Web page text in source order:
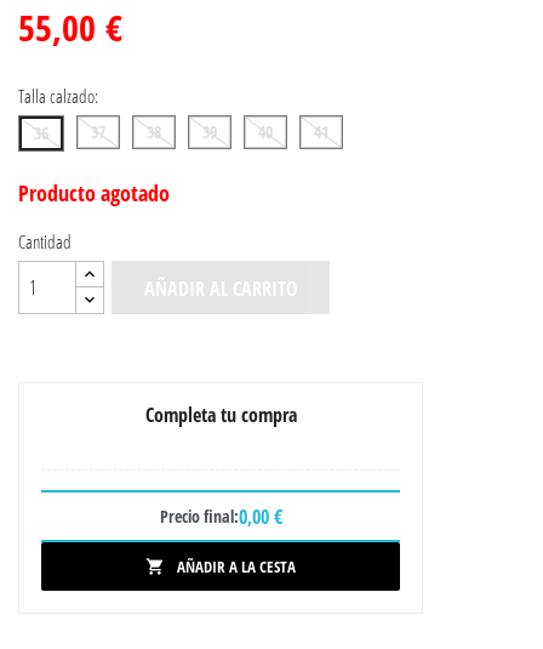
55,00 €
Talla calzado:
36 37 38 39 40 41
Producto agotado
Cantidad
AÑADIR AL CARRITO
Completa tu compra
Precio final:0,00 €
 AÑADIR A LA CESTA